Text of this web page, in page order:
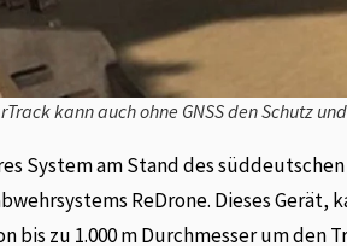
kann auch ohne GNSS den Schutz
System am Stand des
ReDrone. Dieses
bis zu 1.000 m Durchmesser um den